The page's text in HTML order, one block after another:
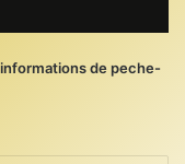
de peche-